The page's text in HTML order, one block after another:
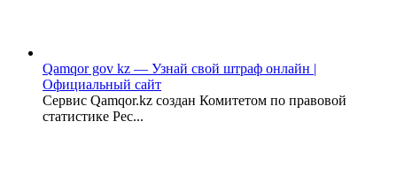
Qamqor gov kz — Узнай свой штраф онлайн |
Официальный сайт
Сервис Qamqor.kz создан Комитетом по правовой
статистике Рес...